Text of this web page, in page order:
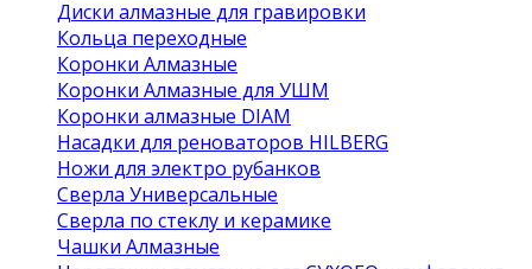
Диски алмазные для гравировки
Кольца переходные
Коронки Алмазные
Коронки Алмазные для УШМ
Коронки алмазные DIAM
Насадки для реноваторов HILBERG
Ножи для электро рубанков
Сверла Универсальные
Сверла по стеклу и керамике
Чашки Алмазные